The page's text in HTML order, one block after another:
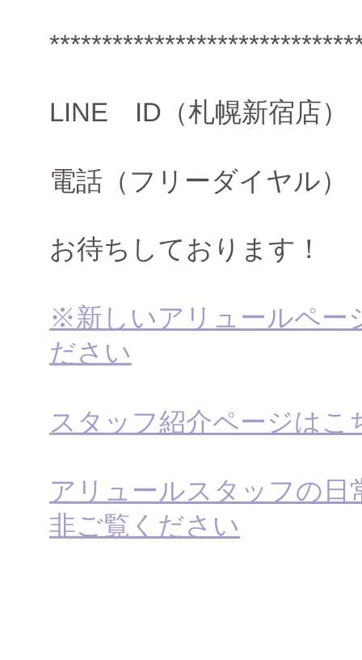
LINE ID（札幌新宿店
電話（フリーダイヤル
お待ちしております！
※新しいアリュールペー
ださい
スタッフ紹介ページはこ
アリュールスタッフの日
非ご覧ください